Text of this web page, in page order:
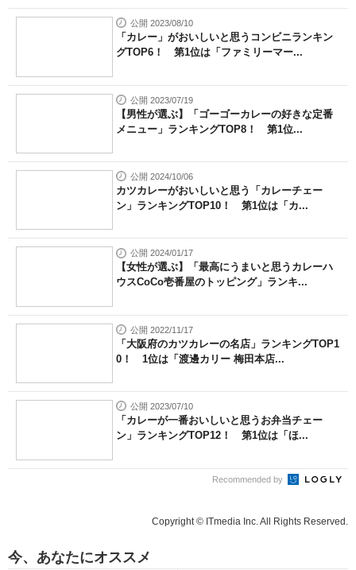
公開 2023/08/10
「カレー」がおいしいと思うコンビニランキン
グTOP6！ 第1位は「ファミリーマー...
公開 2023/07/19
【男性が選ぶ】「ゴーゴーカレーの好きな定番
メニュー」ランキングTOP8！ 第1位...
公開 2024/10/06
カツカレーがおいしいと思う「カレーチェー
ン」ランキングTOP10！ 第1位は「カ...
公開 2024/01/17
【女性が選ぶ】「最高にうまいと思うカレーハ
ウスCoCo壱番屋のトッピング」ランキ...
公開 2022/11/17
「大阪府のカツカレーの名店」ランキングTOP1
0！ 1位は「渡邊カリー 梅田本店...
公開 2023/07/10
「カレーが一番おいしいと思うお弁当チェー
ン」ランキングTOP12！ 第1位は「ほ...
Recommended by
Copyright © ITmedia Inc. All Rights Reserved.
今、あなたにオススメ